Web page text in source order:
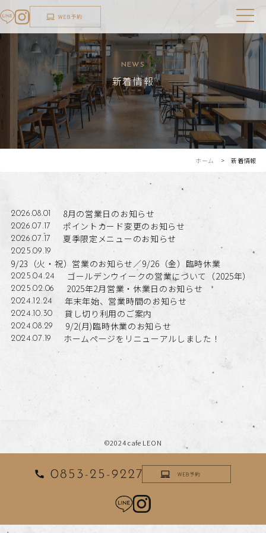
NEWS
新着情報
ホーム > 新着情報
2026.08.01 8月の営業日のお知らせ
2026.07.17 ポイントカード変更のお知らせ
2026.07.17 夏季限定メニューのお知らせ
2025.09.19
9/23（火・祝）営業のお知らせ／9/26（金）臨時休業
2025.04.24 ゴールデンウイークの営業について（2025年）
2025.02.06 2025年2月営業・休業日のお知らせ
2024.12.24 年末年始、営業時間のお知らせ
2024.10.30 貸し切り利用のご案内
2024.08.29 9/2(月)臨時休業のお知らせ
2024.07.19 ホームページをリニューアルしました！
©2024 cafe LEON